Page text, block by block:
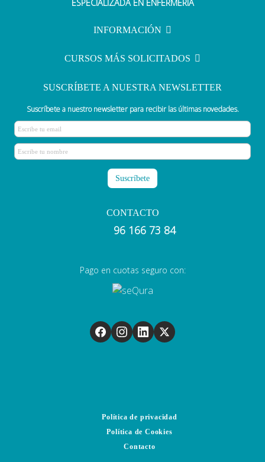
ESPECIALIZADA EN ENFERMERÍA
INFORMACIÓN
CURSOS MÁS SOLICITADOS
SUSCRÍBETE A NUESTRA NEWSLETTER
Suscríbete a nuestro newsletter para recibir las últimas novedades.
CONTACTO
96 166 73 84
Pago en cuotas seguro con:
Política de privacidad
Política de Cookies
Contacto